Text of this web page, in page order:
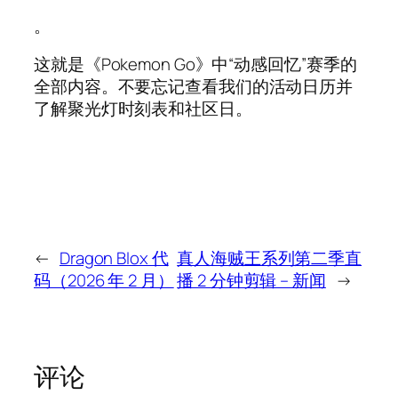
。
这就是《Pokemon Go》中“动感回忆”赛季的
全部内容。不要忘记查看我们的活动日历并
了解聚光灯时刻表和社区日。
← Dragon Blox 代
码（2026 年 2 月）
真人海贼王系列第二季直
播 2 分钟剪辑 – 新闻 →
评论